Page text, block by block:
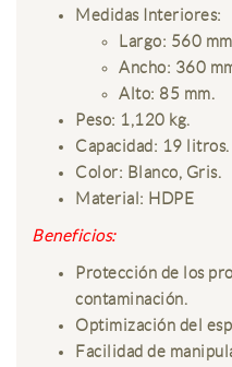
Medidas Interiores:
Largo: 560
Ancho: 360
Alto: 85 mm.
Peso: 1,120 kg.
Capacidad: 19 litros.
Color: Blanco, Gris.
Material: HDPE
Beneficios:
Protección de los
contaminación.
Optimización del
Facilidad de